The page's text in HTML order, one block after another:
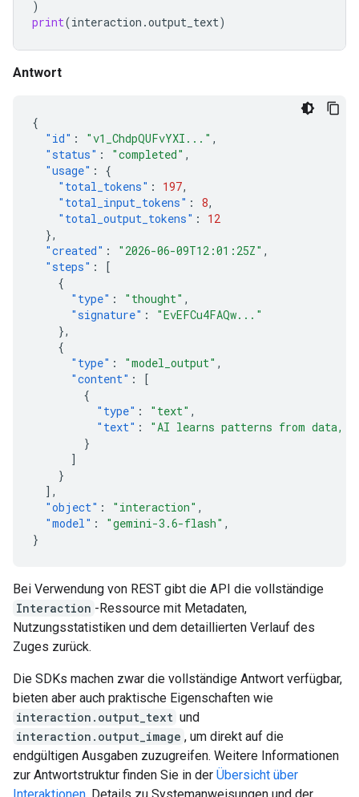
)
print(interaction .output_text)
Antwort
{
"id" : "v1_ChdpQUFvYXI..." ,
"status" : "completed" ,
"usage" :
{
"total_tokens" : 197,
"total_input_tokens" : 8,
"total_output_tokens" :
12
},
"created" : "2026-06-09T12:01:25Z" ,
"steps" :
[
{
"type" : "thought" ,
"signature" :
"EvEFCu4FAQw..."
},
{
"type" : "model_output" ,
"content" :
[
{
"type" : "text" ,
"text" :
"AI learns patterns from data,
}
]
}
],
"object" : "interaction" ,
"model" : "gemini-3.6-flash" ,
}
Bei Verwendung von REST gibt die API die vollständige
Interaction -Ressource mit Metadaten,
Nutzungsstatistiken und dem detaillierten Verlauf des
Zuges zurück.
Die SDKs machen zwar die vollständige Antwort verfügbar,
bieten aber auch praktische Eigenschaften wie
interaction.output_text und
interaction.output_image , um direkt auf die
endgültigen Ausgaben zuzugreifen. Weitere Informationen
zur Antwortstruktur finden Sie in der Übersicht über